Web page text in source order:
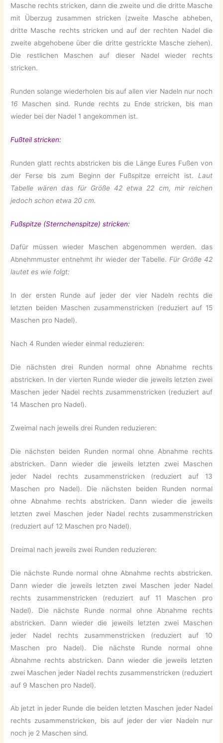
Masche rechts stricken, dann die zweite und die dritte Masche
mit Überzug zusammen stricken (zweite Masche abheben,
dritte Masche rechts stricken und auf der rechten Nadel die
zweite abgehobene über die dritte gestrickte Masche ziehen).
Die restlichen Maschen auf dieser Nadel wieder rechts
stricken.
Runden solange wiederholen bis auf allen vier Nadeln nur noch
16 Maschen sind. Runde rechts zu Ende stricken, bis man
wieder bei der Nadel 1 angekommen ist.
Fußteil stricken:
Runden glatt rechts abstricken bis die Länge Eures Fußen von
der Ferse bis zum Beginn der Fußspitze erreicht ist. Laut
Tabelle wären das für Größe 42 etwa 22 cm, mir reichen
jedoch schon etwa 20 cm.
Fußspitze (Sternchenspitze) stricken:
Dafür müssen wieder Maschen abgenommen werden. das
Abnehmmuster entnehmt ihr wieder der Tabelle.Für Größe 42
lautet es wie folgt:
In der ersten Runde auf jeder der vier Nadeln rechts die
letzten beiden Maschen zusammenstricken (reduziert auf 15
Maschen pro Nadel).
Nach 4 Runden wieder einmal reduzieren:
Die nächsten drei Runden normal ohne Abnahme rechts
abstricken. In der vierten Runde wieder die jeweils letzten zwei
Maschen jeder Nadel rechts zusammenstricken (reduziert auf
14 Maschen pro Nadel).
Zweimal nach jeweils drei Runden reduzieren:
Die nächsten beiden Runden normal ohne Abnahme rechts
abstricken. Dann wieder die jeweils letzten zwei Maschen
jeder Nadel rechts zusammenstricken (reduziert auf 13
Maschen pro Nadel). Die nächsten beiden Runden normal
ohne Abnahme rechts abstricken. Dann wieder die jeweils
letzten zwei Maschen jeder Nadel rechts zusammenstricken
(reduziert auf 12 Maschen pro Nadel).
Dreimal nach jeweils zwei Runden reduzieren:
Die nächste Runde normal ohne Abnahme rechts abstricken.
Dann wieder die jeweils letzten zwei Maschen jeder Nadel
rechts zusammenstricken (reduziert auf 11 Maschen pro
Nadel). Die nächste Runde normal ohne Abnahme rechts
abstricken. Dann wieder die jeweils letzten zwei Maschen
jeder Nadel rechts zusammenstricken (reduziert auf 10
Maschen pro Nadel). Die nächste Runde normal ohne
Abnahme rechts abstricken. Dann wieder die jeweils letzten
zwei Maschen jeder Nadel rechts zusammenstricken (reduziert
auf 9 Maschen pro Nadel).
Ab jetzt in jeder Runde die beiden letzten Maschen jeder Nadel
rechts zusammenstricken, bis auf jeder der vier Nadeln nur
noch je 2 Maschen sind.